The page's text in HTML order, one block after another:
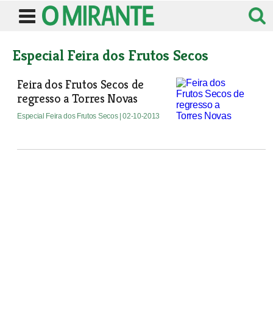
Especial Feira dos Frutos Secos
Feira dos Frutos Secos de
regresso a Torres Novas
Especial Feira dos Frutos Secos | 02-10-2013